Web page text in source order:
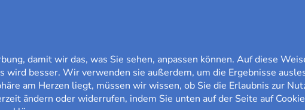
damit wir das, was Sie sehen, anpassen können. Auf diese
besser. Wir verwenden sie außerdem, um die Ergebnisse
am Herzen liegt, müssen wir wissen, ob Sie die Erlaubnis zur
ändern oder widerrufen, indem Sie unten auf der Seite auf